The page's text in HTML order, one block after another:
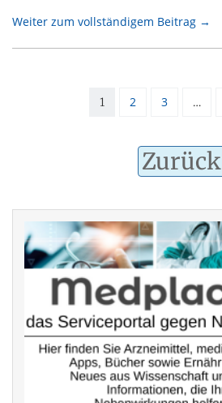
Weiter zum vollständigem Beitrag →
1 2 3 …
Zurück